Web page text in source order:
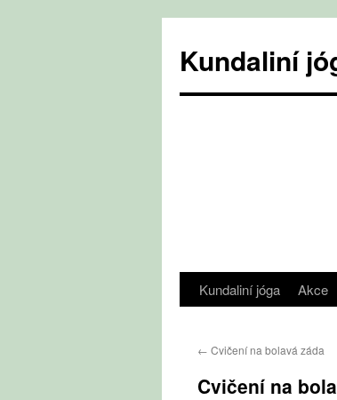
obsahu
webu
Kundaliní
Kundaliní jóga Akce
← Cvičení na bolavá záda
Cvičení na